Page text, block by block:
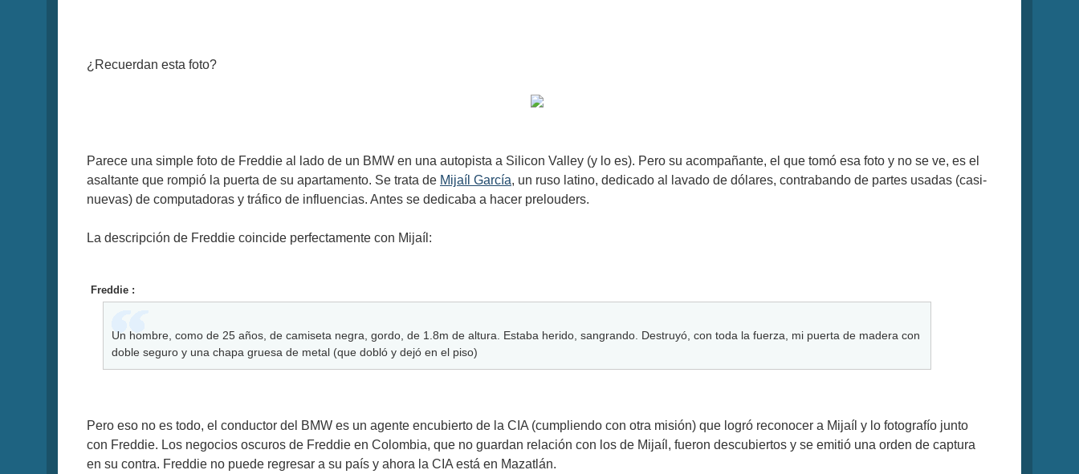
¿Recuerdan esta foto?
Parece una simple foto de Freddie al lado de un BMW en una autopista a Silicon Valley (y lo es). Pero su acompañante, el que tomó esa foto y no se ve, es el
asaltante que rompió la puerta de su apartamento. Se trata de Mijaíl García, un ruso latino, dedicado al lavado de dólares, contrabando de partes usadas (casi-
nuevas) de computadoras y tráfico de influencias. Antes se dedicaba a hacer prelouders.
La descripción de Freddie coincide perfectamente con Mijaíl:
Freddie :
Un hombre, como de 25 años, de camiseta negra, gordo, de 1.8m de altura. Estaba herido, sangrando. Destruyó, con toda la fuerza, mi puerta de madera con
doble seguro y una chapa gruesa de metal (que dobló y dejó en el piso)
Pero eso no es todo, el conductor del BMW es un agente encubierto de la CIA (cumpliendo con otra misión) que logró reconocer a Mijaíl y lo fotografío junto
con Freddie. Los negocios oscuros de Freddie en Colombia, que no guardan relación con los de Mijaíl, fueron descubiertos y se emitió una orden de captura
en su contra. Freddie no puede regresar a su país y ahora la CIA está en Mazatlán.